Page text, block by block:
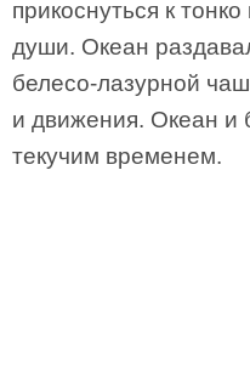
прикоснуться к
души. Океан
белесо-лазурной
и движения. Океан
текучим временем.